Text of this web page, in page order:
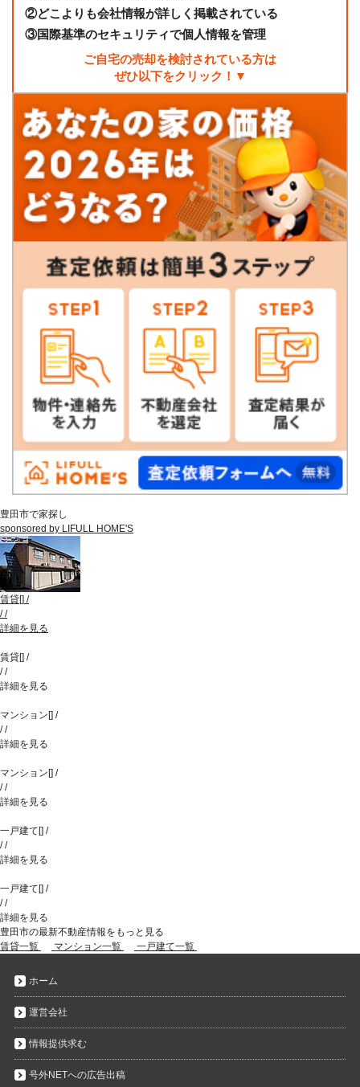
②どこよりも会社情報が詳しく掲載されている
③国際基準のセキュリティで個人情報を管理
ご自宅の売却を検討されている方は
ぜひ以下をクリック！▼
豊田市で家探し
sponsored by LIFULL HOME'S
賃貸[] /
//
詳細を見る
賃貸[] /
//
詳細を見る
マンション [] /
//
詳細を見る
マンション [] /
//
詳細を見る
一戸建て [] /
//
詳細を見る
一戸建て [] /
//
詳細を見る
豊田市の最新不動産情報をもっと見る
賃貸一覧
マンション一覧 一戸建て一覧
ホーム
運営会社
情報提供求む
号外NETへの広告出稿